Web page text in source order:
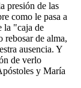
presión de las
como le pasa a
la "caja de
rebosar de alma,
ausencia. Y
de verlo
y María